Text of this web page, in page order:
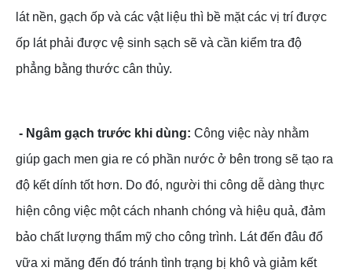
lát nền, gạch ốp và các vật liệu thì bề mặt các vị trí được
ốp lát phải được vệ sinh sạch sẽ và cần kiểm tra độ
phẳng bằng thước cân thủy.
- Ngâm gạch trước khi dùng: Công việc này nhằm
giúp gach men gia re có phần nước ở bên trong sẽ tạo ra
độ kết dính tốt hơn. Do đó, người thi công dễ dàng thực
hiện công việc một cách nhanh chóng và hiệu quả, đảm
bảo chất lượng thẩm mỹ cho công trình. Lát đến đâu đổ
vữa xi măng đến đó tránh tình trạng bị khô và giảm kết